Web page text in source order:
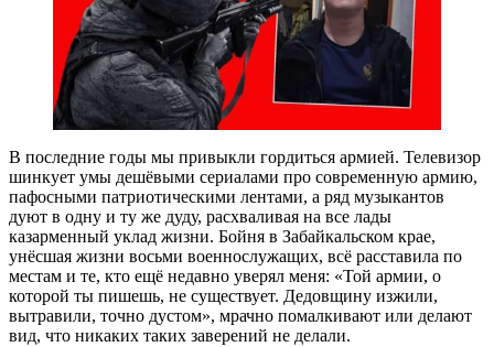
В последние годы мы привыкли гордиться армией. Телевизор
шинкует умы дешёвыми сериалами про современную армию,
пафосными патриотическими лентами, а ряд музыкантов
дуют в одну и ту же дуду, расхваливая на все лады
казарменный уклад жизни. Бойня в Забайкальском крае,
унёсшая жизни восьми военнослужащих, всё расставила по
местам и те, кто ещё недавно уверял меня: «Той армии, о
которой ты пишешь, не существует. Дедовщину изжили,
вытравили, точно дустом», мрачно помалкивают или делают
вид, что никаких таких заверений не делали.